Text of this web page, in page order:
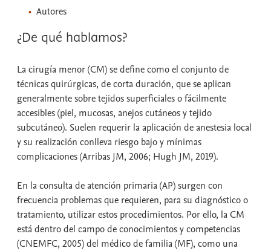
Autores
¿De qué hablamos?
La cirugía menor (CM) se define como el conjunto de
técnicas quirúrgicas, de corta duración, que se aplican
generalmente sobre tejidos superficiales o fácilmente
accesibles (piel, mucosas, anejos cutáneos y tejido
subcutáneo). Suelen requerir la aplicación de anestesia local
y su realización conlleva riesgo bajo y mínimas
complicaciones (Arribas JM, 2006; Hugh JM, 2019).
En la consulta de atención primaria (AP) surgen con
frecuencia problemas que requieren, para su diagnóstico o
tratamiento, utilizar estos procedimientos. Por ello, la CM
está dentro del campo de conocimientos y competencias
(CNEMFC, 2005) del médico de familia (MF), como una